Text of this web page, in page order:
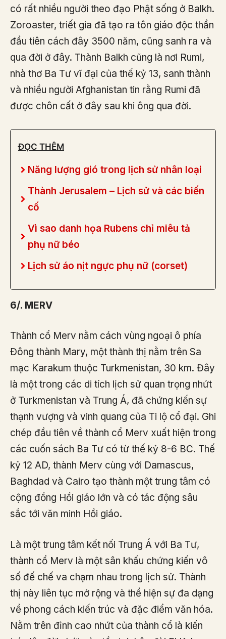
có rất nhiều người theo đạo Phật sống ở Balkh.
Zoroaster, triết gia đã tạo ra tôn giáo độc thần
đầu tiên cách đây 3500 năm, cũng sanh ra và
qua đời ở đây. Thành Balkh cũng là nơi Rumi,
nhà thơ Ba Tư vĩ đại của thế kỷ 13, sanh thành
và nhiều người Afghanistan tin rằng Rumi đã
được chôn cất ở đây sau khi ông qua đời.
ĐỌC THÊM
Năng lượng gió trong lịch sử nhân loại
Thành Jerusalem – Lịch sử và các biến
cố
Vì sao danh họa Rubens chỉ miêu tả
phụ nữ béo
Lịch sử áo nịt ngực phụ nữ (corset)
6/. MERV
Thành cổ Merv nằm cách vùng ngoại ô phía
Đông thành Mary, một thành thị nằm trên Sa
mạc Karakum thuộc Turkmenistan, 30 km. Đây
là một trong các di tích lịch sử quan trọng nhứt
ở Turkmenistan và Trung Á, đã chứng kiến sự
thạnh vượng và vinh quang của Ti lộ cổ đại. Ghi
chép đầu tiên về thành cổ Merv xuất hiện trong
các cuốn sách Ba Tư có từ thế kỷ 8-6 BC. Thế
kỷ 12 AD, thành Merv cùng với Damascus,
Baghdad và Cairo tạo thành một trung tâm có
cộng đồng Hồi giáo lớn và có tác động sâu
sắc tới văn minh Hồi giáo.
Là một trung tâm kết nối Trung Á với Ba Tư,
thành cổ Merv là một sân khấu chứng kiến vô
số đế chế va chạm nhau trong lịch sử. Thành
thị này liên tục mở rộng và thể hiện sự đa dạng
về phong cách kiến trúc và đặc điểm văn hóa.
Nằm trên đỉnh cao nhứt của thành cổ là kiến